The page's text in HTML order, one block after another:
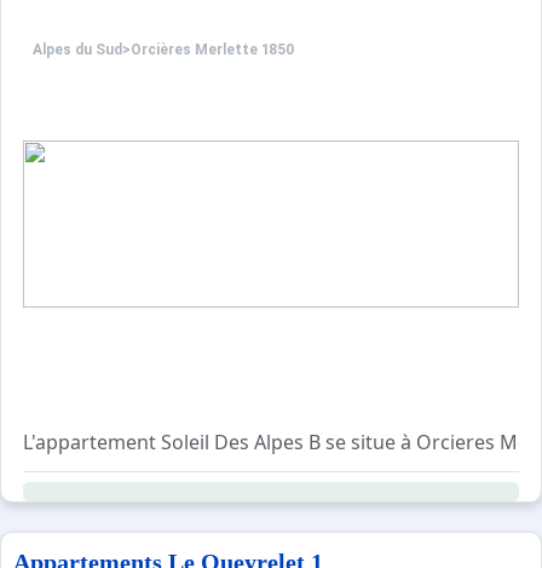
Alpes du Sud >Orcières Merlette 1850
L'appartement Soleil Des Alpes B se situe à
T 3. 8 PERS . 60M²~~ lumineux et traversant
Loggia expo Ouest
4 ème étage- sans ascenceur
Cuisine équipée Lave vaisselle, four .....
Appartements Le Queyrelet 1